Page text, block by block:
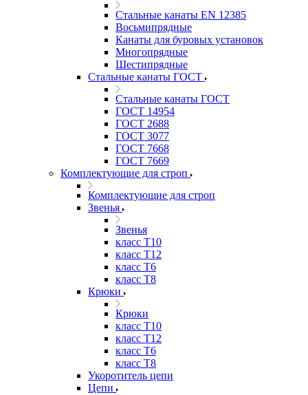
Стальные канаты EN 12385
Восьмипрядные
Канаты для буровых установок
Многопрядные
Шестипрядные
Стальные канаты ГОСТ
Стальные канаты ГОСТ
ГОСТ 14954
ГОСТ 2688
ГОСТ 3077
ГОСТ 7668
ГОСТ 7669
Комплектующие для строп
Комплектующие для строп
Звенья
Звенья
класс Т10
класс Т12
класс Т6
класс Т8
Крюки
Крюки
класс Т10
класс Т12
класс Т6
класс Т8
Укоротитель цепи
Цепи